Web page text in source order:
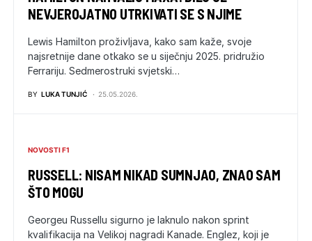
NEVJEROJATNO UTRKIVATI SE S NJIME
Lewis Hamilton proživljava, kako sam kaže, svoje
najsretnije dane otkako se u siječnju 2025. pridružio
Ferrariju. Sedmerostruki svjetski…
BY LUKA TUNJIĆ 25.05.2026.
NOVOSTI F1
RUSSELL: NISAM NIKAD SUMNJAO, ZNAO SAM
ŠTO MOGU
Georgeu Russellu sigurno je laknulo nakon sprint
kvalifikacija na Velikoj nagradi Kanade. Englez, koji je